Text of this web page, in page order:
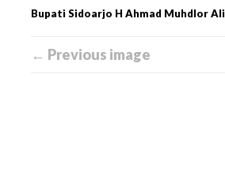
Bupati Sidoarjo H Ahmad Muhdlor Ali
← Previous image